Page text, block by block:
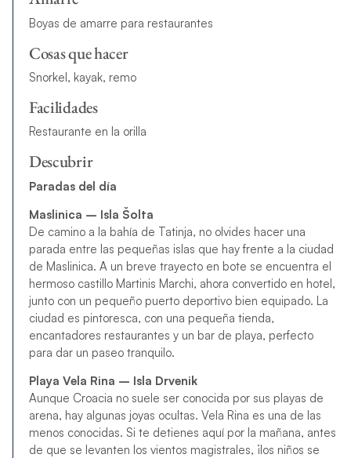
Boyas de amarre para restaurantes
Cosas que hacer
Snorkel, kayak, remo
Facilidades
Restaurante en la orilla
Descubrir
Paradas del día
Maslinica – Isla Šolta
De camino a la bahía de Tatinja, no olvides hacer una
parada entre las pequeñas islas que hay frente a la ciudad
de Maslinica. A un breve trayecto en bote se encuentra el
hermoso castillo Martinis Marchi, ahora convertido en hotel,
junto con un pequeño puerto deportivo bien equipado. La
ciudad es pintoresca, con una pequeña tienda,
encantadores restaurantes y un bar de playa, perfecto
para dar un paseo tranquilo.
Playa Vela Rina – Isla Drvenik
Aunque Croacia no suele ser conocida por sus playas de
arena, hay algunas joyas ocultas. Vela Rina es una de las
menos conocidas. Si te detienes aquí por la mañana, antes
de que se levanten los vientos magistrales, ¡los niños se